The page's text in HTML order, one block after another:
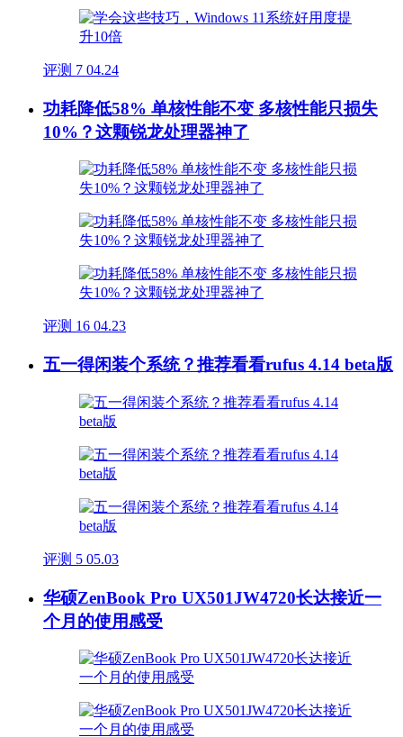
评测 7 04.24
功耗降低58% 单核性能不变 多核性能只损失
10%？这颗锐龙处理器神了
评测 16 04.23
五一得闲装个系统？推荐看看rufus 4.14 beta版
评测 5 05.03
华硕ZenBook Pro UX501JW4720长达接近一
个月的使用感受